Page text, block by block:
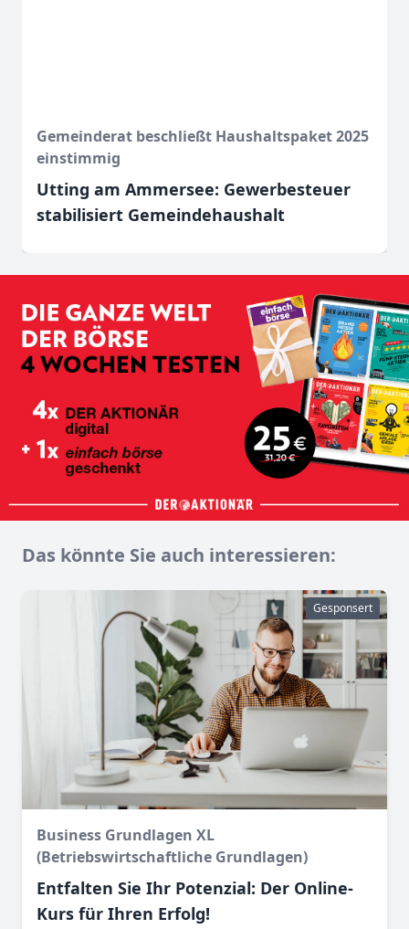
Gemeinderat beschließt Haushaltspaket 2025
einstimmig
Utting am Ammersee: Gewerbesteuer
stabilisiert Gemeindehaushalt
Das könnte Sie auch interessieren:
Gesponsert
Business Grundlagen XL
(Betriebswirtschaftliche Grundlagen)
Entfalten Sie Ihr Potenzial: Der Online-
Kurs für Ihren Erfolg!